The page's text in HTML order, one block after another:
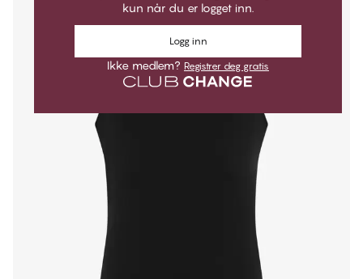
kun når du er logget inn.
Logg inn
Ikke medlem? Registrer deg gratis